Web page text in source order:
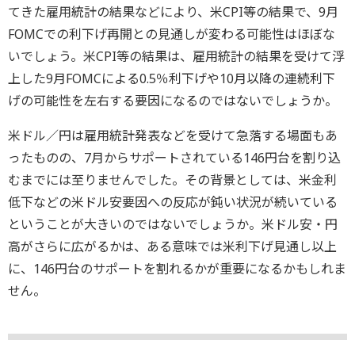
てきた雇用統計の結果などにより、米CPI等の結果で、9月
FOMCでの利下げ再開との見通しが変わる可能性はほぼな
いでしょう。米CPI等の結果は、雇用統計の結果を受けて浮
上した9月FOMCによる0.5％利下げや10月以降の連続利下
げの可能性を左右する要因になるのではないでしょうか。
米ドル／円は雇用統計発表などを受けて急落する場面もあ
ったものの、7月からサポートされている146円台を割り込
むまでには至りませんでした。その背景としては、米金利
低下などの米ドル安要因への反応が鈍い状況が続いている
ということが大きいのではないでしょうか。米ドル安・円
高がさらに広がるかは、ある意味では米利下げ見通し以上
に、146円台のサポートを割れるかが重要になるかもしれま
せん。